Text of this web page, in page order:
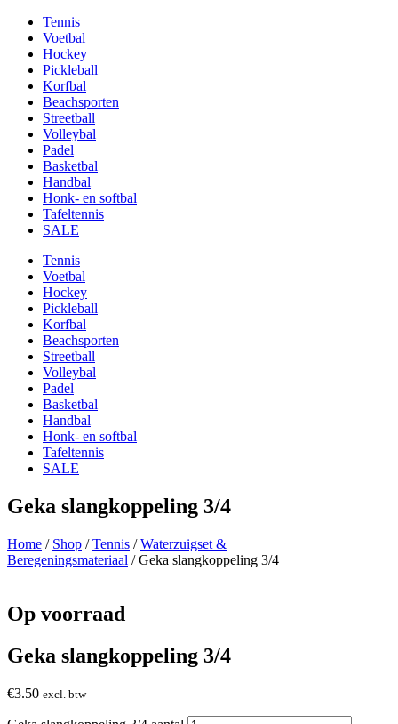
Tennis
Voetbal
Hockey
Pickleball
Korfbal
Beachsporten
Streetball
Volleybal
Padel
Basketbal
Handbal
Honk- en softbal
Tafeltennis
SALE
Tennis
Voetbal
Hockey
Pickleball
Korfbal
Beachsporten
Streetball
Volleybal
Padel
Basketbal
Handbal
Honk- en softbal
Tafeltennis
SALE
Geka slangkoppeling 3/4
Home / Shop /Tennis /Waterzuigset &
Beregeningsmateriaal / Geka slangkoppeling 3/4
Op voorraad
Geka slangkoppeling 3/4
€3.50 excl. btw